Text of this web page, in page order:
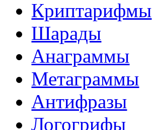
Криптарифмы
Шарады
Анаграммы
Метаграммы
Антифразы
Логогрифы